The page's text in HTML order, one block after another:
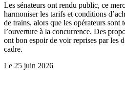
Les sénateurs ont rendu public, ce
harmoniser les tarifs et conditions
de trains, alors que les opérateurs
l’ouverture à la concurrence. Des
ont bon espoir de voir reprises par les
cadre.
Le 25 juin 2026